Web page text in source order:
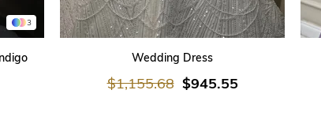
3
Wedding Dress
$945.55
$1,155.68